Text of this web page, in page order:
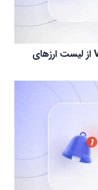
حذف ارزهای VIC , HFT , PYR , VANRY از لیست ارزهای